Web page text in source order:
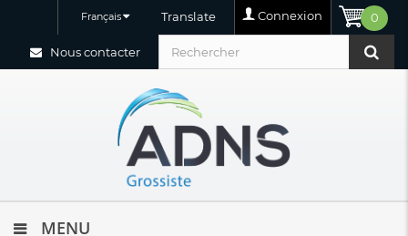
0
Connexion
Translate
Français
Nous contacter
MENU